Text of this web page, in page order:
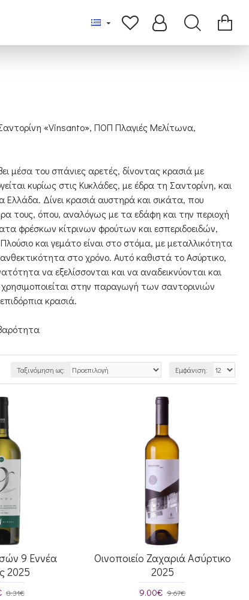
«Vinsanto», ΠΟΠ Πλαγιές Μελίτωνα,
μέσα του σπάνιες αρετές, δίνοντας κρασιά με
κυρίως στις Κυκλάδες, με έδρα τη Σαντορίνη, και
Δίνει κρασιά αυστηρά και σικάτα, που
τους, όπου, αναλόγως με τα εδάφη και την περιοχή
φρέσκων κίτρινων φρούτων και εσπεριδοειδών,
και γεμάτο είναι στο στόμα, με μεταλλικότητα
στο χρόνο. Αυτό καθιστά το Ασύρτικο,
να εξελίσσονται και να αναδεικνύονται και
στην παραγωγή των σαντορινιών
κρασιά.
Ταξινόμηση ως: Εμφάνιση:
9 Εννέα
2025
8.31€
Οινοποιείο Ζαχαριά Ασύρτικο
2025
9.00€ 9.67€